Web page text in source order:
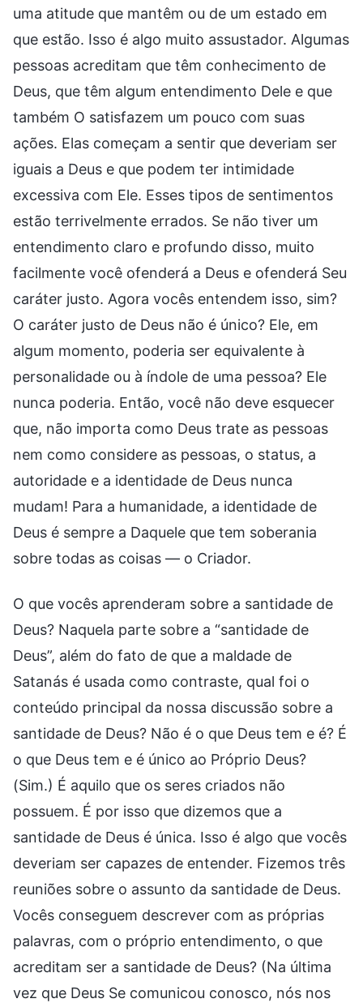
uma atitude que mantêm ou de um estado em
que estão. Isso é algo muito assustador. Algumas
pessoas acreditam que têm conhecimento de
Deus, que têm algum entendimento Dele e que
também O satisfazem um pouco com suas
ações. Elas começam a sentir que deveriam ser
iguais a Deus e que podem ter intimidade
excessiva com Ele. Esses tipos de sentimentos
estão terrivelmente errados. Se não tiver um
entendimento claro e profundo disso, muito
facilmente você ofenderá a Deus e ofenderá Seu
caráter justo. Agora vocês entendem isso, sim?
O caráter justo de Deus não é único? Ele, em
algum momento, poderia ser equivalente à
personalidade ou à índole de uma pessoa? Ele
nunca poderia. Então, você não deve esquecer
que, não importa como Deus trate as pessoas
nem como considere as pessoas, o status, a
autoridade e a identidade de Deus nunca
mudam! Para a humanidade, a identidade de
Deus é sempre a Daquele que tem soberania
sobre todas as coisas — o Criador.
O que vocês aprenderam sobre a santidade de
Deus? Naquela parte sobre a “santidade de
Deus”, além do fato de que a maldade de
Satanás é usada como contraste, qual foi o
conteúdo principal da nossa discussão sobre a
santidade de Deus? Não é o que Deus tem e é? É
o que Deus tem e é único ao Próprio Deus?
(Sim.) É aquilo que os seres criados não
possuem. É por isso que dizemos que a
santidade de Deus é única. Isso é algo que vocês
deveriam ser capazes de entender. Fizemos três
reuniões sobre o assunto da santidade de Deus.
Vocês conseguem descrever com as próprias
palavras, com o próprio entendimento, o que
acreditam ser a santidade de Deus? (Na última
vez que Deus Se comunicou conosco, nós nos